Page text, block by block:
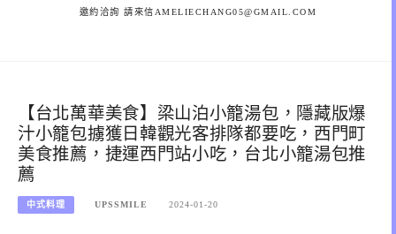
邀約洽詢 請來信AMELIECHANG05@GMAIL.COM
【台北萬華美食】梁山泊小籠湯包，隱藏版爆
汁小籠包擄獲日韓觀光客排隊都要吃，西門町
美食推薦，捷運西門站小吃，台北小籠湯包推
薦
中式料理 UPSSMILE 2024-01-20